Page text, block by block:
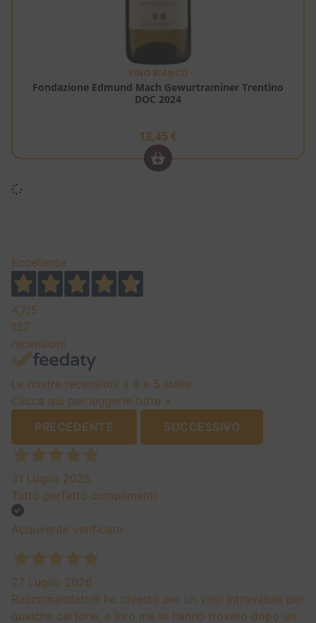
VINO BIANCO
Fondazione Edmund Mach Gewurtraminer Trentino
DOC 2024
13,45 €
Eccellente
4,7/5
137
recensioni
Le nostre recensioni a 4 e 5 stelle.
Clicca qui per leggerle tutte >
PRECEDENTE
SUCCESSIVO
31 Luglio 2026
Tutto perfetto complimenti
Acquirente verificato
27 Luglio 2026
Raccomandato!!! ho chiesto per un vino introvabile per
qualche cartone, e loro me lo hanno trovato dopo un